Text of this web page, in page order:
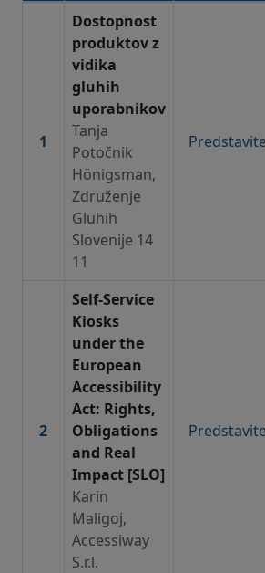
Dostopnost produktov – gradiva in
1
Dostopnost
produktov z
vidika
gluhih
uporabnikov
Tanja
Potočnik
Hönigsman,
Združenje
Gluhih
Slovenije 14
11
2
Self-Service
Kiosks
under the
European
Accessibility
Act: Rights,
Obligations
and Real
Impact [SLO]
Karin
Maligoj,
Accessiway
S.r.l.